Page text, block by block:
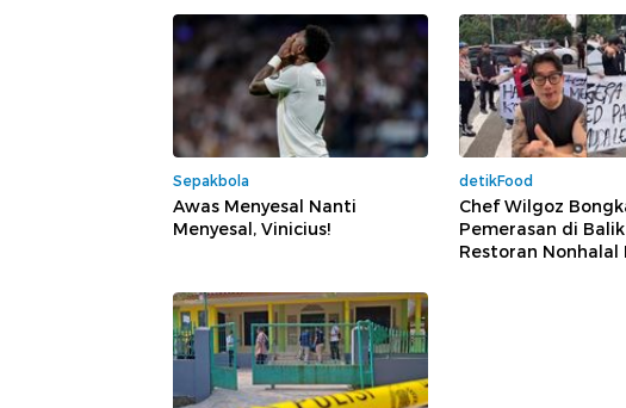
Sepakbola
Awas Menyesal Nanti
Menyesal, Vinicius!
detikFood
Chef Wilgoz
Pemerasan di
Restoran Nonhalal